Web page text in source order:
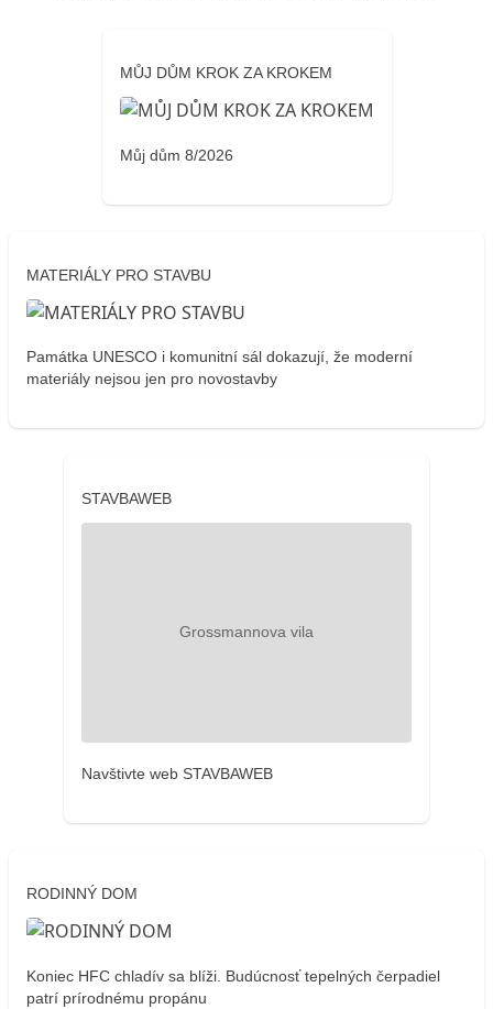
MŮJ DŮM KROK ZA KROKEM
Můj dům 8/2026
MATERIÁLY PRO STAVBU
Památka UNESCO i komunitní sál dokazují, že moderní
materiály nejsou jen pro novostavby
STAVBAWEB
Navštivte web STAVBAWEB
RODINNÝ DOM
Koniec HFC chladív sa blíži. Budúcnosť tepelných čerpadiel
patrí prírodnému propánu